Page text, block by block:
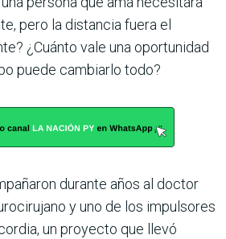
pero la distancia fuera el
¿Cuánto vale una oportunidad
puede cambiarlo todo?
durante años al doctor
y uno de los impulsores
un proyecto que llevó